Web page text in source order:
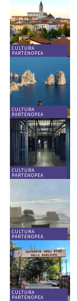
CULTURA
PARTENOPEA
CULTURA
PARTENOPEA
CULTURA
PARTENOPEA
CULTURA
PARTENOPEA
CULTURA
PARTENOPEA